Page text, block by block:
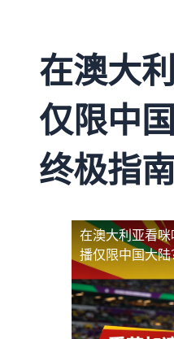
在澳大
仅限中
终极指南
在澳大利亚看
播仅限中国大